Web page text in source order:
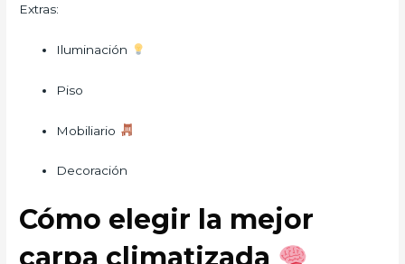
Extras:
Iluminación
Piso
Mobiliario
Decoración
Cómo elegir la mejor